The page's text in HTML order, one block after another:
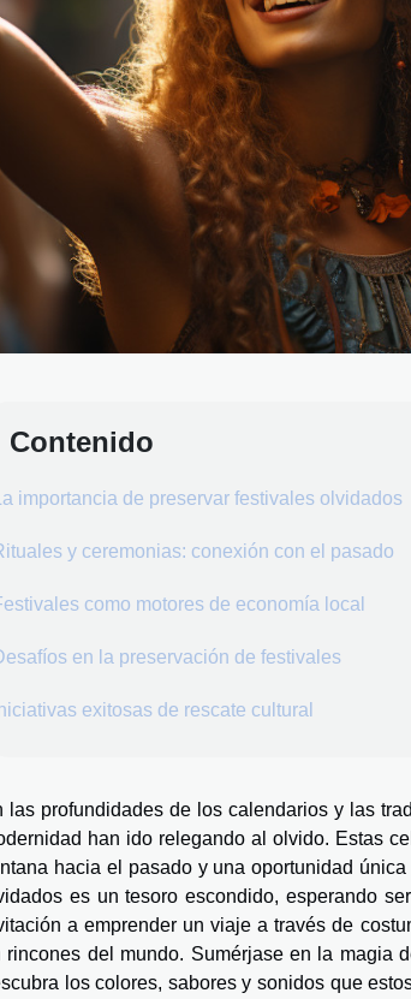
Contenido
La importancia de preservar festivales olvidados
y ceremonias: conexión con el pasado
como motores de economía local
en la preservación de festivales
exitosas de rescate cultural
las profundidades de los calendarios y las
han ido relegando al olvido. Estas
hacia el pasado y una oportunidad
es un tesoro escondido, esperando
a emprender un viaje a través de
rincones del mundo. Sumérjase en la magia
los colores, sabores y sonidos que